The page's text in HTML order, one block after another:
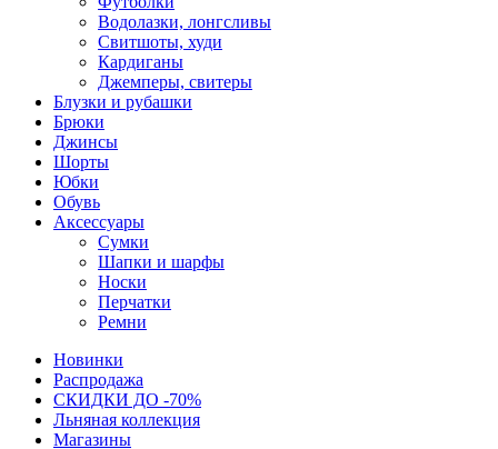
Водолазки, лонгсливы
Свитшоты, худи
Кардиганы
Джемперы, свитеры
Блузки и рубашки
Брюки
Джинсы
Шорты
Юбки
Обувь
Аксессуары
Сумки
Шапки и шарфы
Носки
Перчатки
Ремни
Новинки
Распродажа
СКИДКИ ДО -70%
Льняная коллекция
Магазины